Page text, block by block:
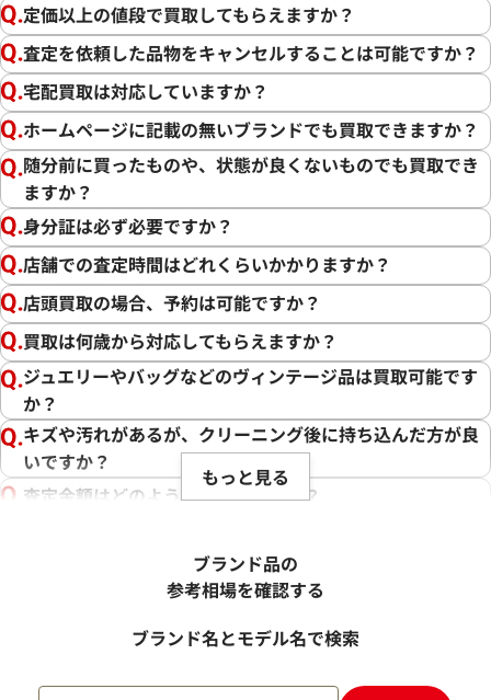
定価以上の値段で買取してもらえますか？
査定を依頼した品物をキャンセルすることは可能ですか？
宅配買取は対応していますか？
ホームページに記載の無いブランドでも買取できますか？
随分前に買ったものや、状態が良くないものでも買取でき
ますか？
身分証は必ず必要ですか？
店舗での査定時間はどれくらいかかりますか？
店頭買取の場合、予約は可能ですか？
買取は何歳から対応してもらえますか？
ジュエリーやバッグなどのヴィンテージ品は買取可能です
か？
キズや汚れがあるが、クリーニング後に持ち込んだ方が良
いですか？
査定金額はどのように決まりますか？
売却するか悩んでいるのですが、査定だけお願いできます
1点からでも査定できますか？
もっと見る
ブランド品の
参考相場を確認する
ブランド名とモデル名で検索